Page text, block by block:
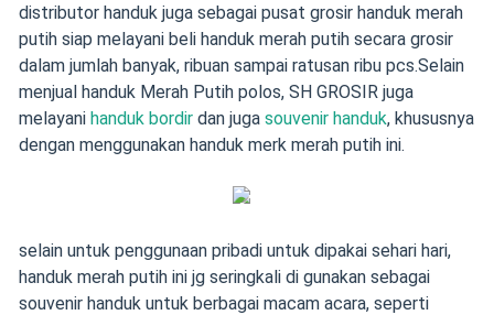
distributor handuk juga sebagai pusat grosir handuk merah
putih siap melayani beli handuk merah putih secara grosir
dalam jumlah banyak, ribuan sampai ratusan ribu pcs.Selain
menjual handuk Merah Putih polos, SH GROSIR juga
melayani handuk bordirdan juga souvenir handuk, khususnya
dengan menggunakan handuk merk merah putih ini.
selain untuk penggunaan pribadi untuk dipakai sehari hari,
handuk merah putih ini jg seringkali di gunakan sebagai
souvenir handuk untuk berbagai macam acara, seperti